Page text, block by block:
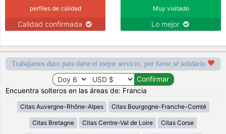
perfiles de calidad
Calidad confirmada
Muy visitado
Lo mejor
Trabajamos duro para darte el mejor servicio, por favor sé solidario
Encuentra solteros en las áreas de: Francia
Citas Auvergne-Rhône-Alpes Citas Bourgogne-Franche-Comté
Citas Bretagne Citas Centre-Val de Loire Citas Corse